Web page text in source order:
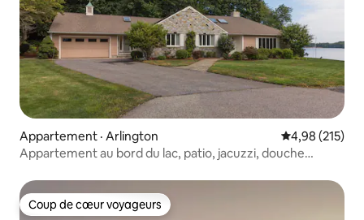
Appartement · Arlington Note
4,98 (215)
Appartement au bord du lac, patio, jacuzzi, douche
Coup de cœur voyageurs
Coup de cœur voyageurs